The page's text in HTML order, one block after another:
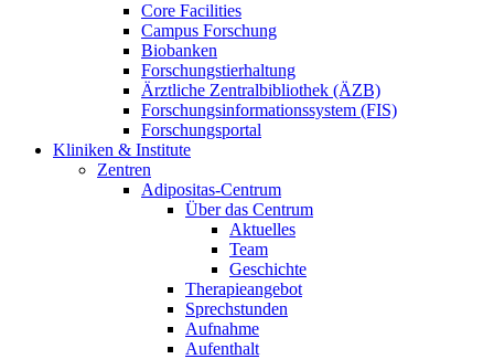
Core Facilities
Campus Forschung
Biobanken
Forschungstierhaltung
Ärztliche Zentralbibliothek (ÄZB)
Forschungsinformationssystem (FIS)
Forschungsportal
Kliniken & Institute
Zentren
Adipositas-Centrum
Über das Centrum
Aktuelles
Team
Geschichte
Therapieangebot
Sprechstunden
Aufnahme
Aufenthalt